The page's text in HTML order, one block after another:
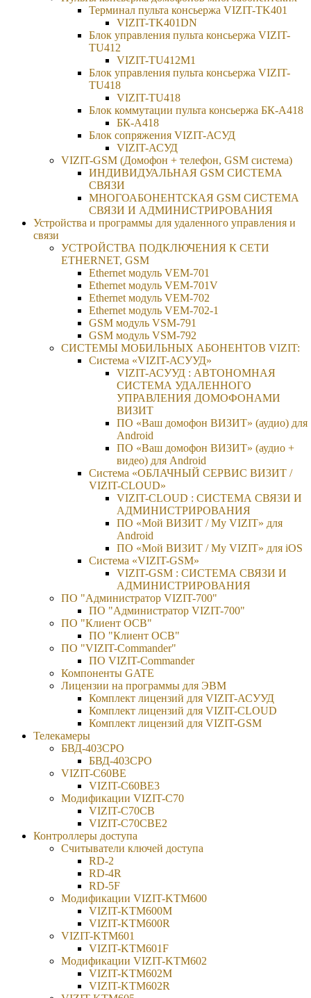
Терминал пульта консьержа VIZIT-TK401
VIZIT-TK401DN
Блок управления пульта консьержа VIZIT-
TU412
VIZIT-TU412M1
Блок управления пульта консьержа VIZIT-
TU418
VIZIT-TU418
Блок коммутации пульта консьержа БК-А418
БК-А418
Блок сопряжения VIZIT-АСУД
VIZIT-АСУД
VIZIT-GSM (Домофон + телефон, GSM система)
ИНДИВИДУАЛЬНАЯ GSM СИСТЕМА
СВЯЗИ
МНОГОАБОНЕНТСКАЯ GSM СИСТЕМА
СВЯЗИ И АДМИНИСТРИРОВАНИЯ
Устройства и программы для удаленного управления и
связи
УСТРОЙСТВА ПОДКЛЮЧЕНИЯ К СЕТИ
ETHERNET, GSM
Ethernet модуль VEM-701
Ethernet модуль VEM-701V
Ethernet модуль VEM-702
Ethernet модуль VEM-702-1
GSM модуль VSM-791
GSM модуль VSM-792
CИСТЕМЫ МОБИЛЬНЫХ АБОНЕНТОВ VIZIT:
Система «VIZIT-АСУУД»
VIZIT-АСУУД : АВТОНОМНАЯ
СИСТЕМА УДАЛЕННОГО
УПРАВЛЕНИЯ ДОМОФОНАМИ
ВИЗИТ
ПО «Ваш домофон ВИЗИТ» (аудио) для
Android
ПО «Ваш домофон ВИЗИТ» (аудио +
видео) для Android
Система «ОБЛАЧНЫЙ СЕРВИС ВИЗИТ /
VIZIT-CLOUD»
VIZIT-CLOUD : СИСТЕМА СВЯЗИ И
АДМИНИСТРИРОВАНИЯ
ПО «Мой ВИЗИТ / My VIZIT» для
Android
ПО «Мой ВИЗИТ / My VIZIT» для iOS
Система «VIZIT-GSM»
VIZIT-GSM : СИСТЕМА СВЯЗИ И
АДМИНИСТРИРОВАНИЯ
ПО "Администратор VIZIT-700"
ПО "Администратор VIZIT-700"
ПО "Клиент ОСВ"
ПО "Клиент ОСВ"
ПО "VIZIT-Commander"
ПО VIZIT-Commander
Компоненты GATE
Лицензии на программы для ЭВМ
Комплект лицензий для VIZIT-АСУУД
Комплект лицензий для VIZIT-CLOUD
Комплект лицензий для VIZIT-GSM
Телекамеры
БВД-403СРО
БВД-403СРО
VIZIT-С60BE
VIZIT-C60BE3
Модификации VIZIT-C70
VIZIT-C70CB
VIZIT-C70CBE2
Контроллеры доступа
Считыватели ключей доступа
RD-2
RD-4R
RD-5F
Модификации VIZIT-KTM600
VIZIT-KTM600М
VIZIT-KTM600R
VIZIT-KTM601
VIZIT-KTM601F
Модификации VIZIT-KTM602
VIZIT-KTM602M
VIZIT-KTM602R